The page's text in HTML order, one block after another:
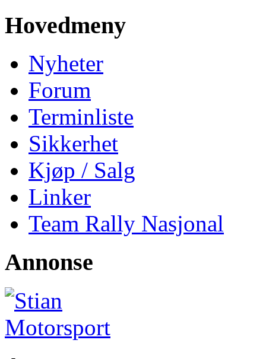
Hovedmeny
Nyheter
Forum
Terminliste
Sikkerhet
Kjøp / Salg
Linker
Team Rally Nasjonal
Annonse